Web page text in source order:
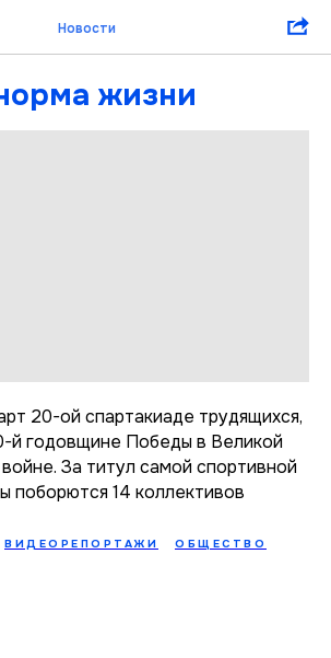
Новости
жизни
20-ой спартакиаде трудящихся,
й годовщине Победы в Великой
За титул самой спортивной
поборются 14 коллективов
ВИДЕОРЕПОРТАЖИ ОБЩЕСТВО